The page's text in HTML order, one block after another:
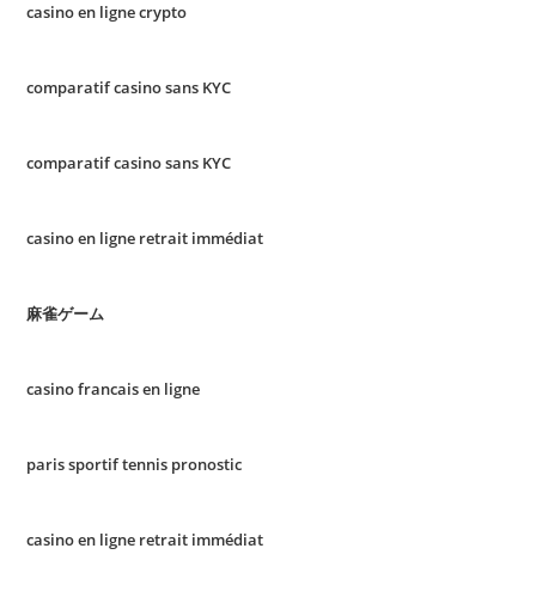
casino en ligne crypto
comparatif casino sans KYC
comparatif casino sans KYC
casino en ligne retrait immédiat
麻雀ゲーム
casino francais en ligne
paris sportif tennis pronostic
casino en ligne retrait immédiat